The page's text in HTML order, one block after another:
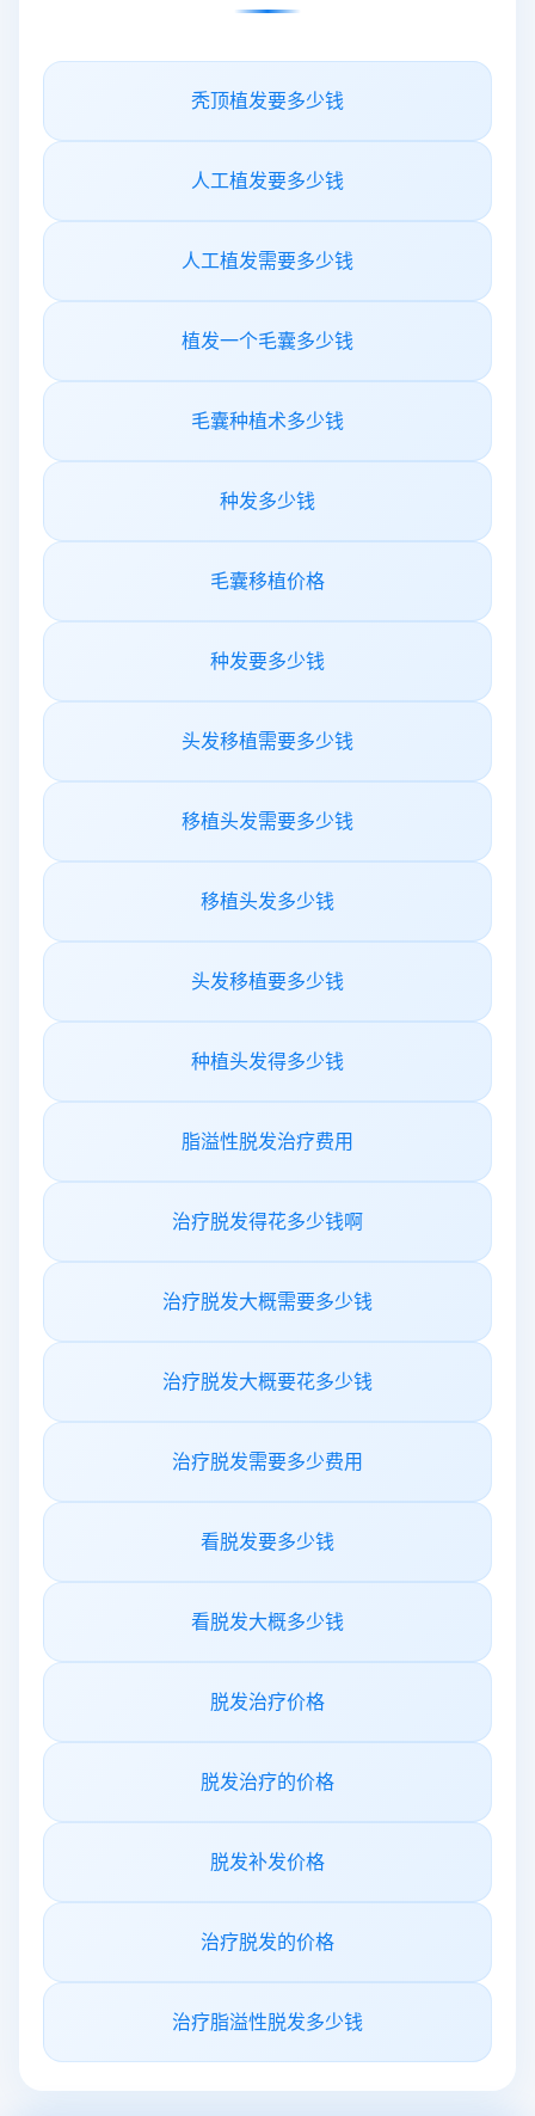
秃顶植发要多少钱
人工植发要多少钱
人工植发需要多少钱
植发一个毛囊多少钱
毛囊种植术多少钱
种发多少钱
毛囊移植价格
种发要多少钱
头发移植需要多少钱
移植头发需要多少钱
移植头发多少钱
头发移植要多少钱
种植头发得多少钱
脂溢性脱发治疗费用
治疗脱发得花多少钱啊
治疗脱发大概需要多少钱
治疗脱发大概要花多少钱
治疗脱发需要多少费用
看脱发要多少钱
看脱发大概多少钱
脱发治疗价格
脱发治疗的价格
脱发补发价格
治疗脱发的价格
治疗脂溢性脱发多少钱